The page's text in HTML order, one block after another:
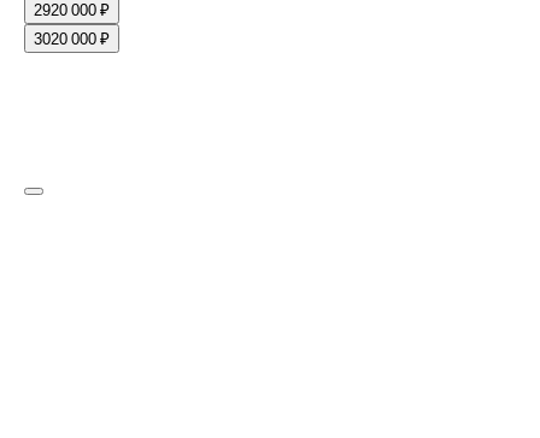
2920 000 ₽
3020 000 ₽